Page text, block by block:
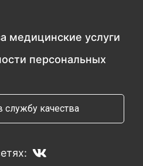
медицинские услуги
персональных
службу качества